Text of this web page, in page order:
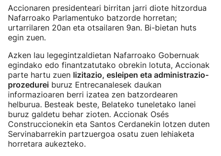
Accionaren presidenteari birritan jarri diote hitzordua
Nafarroako Parlamentuko batzorde horretan;
urtarrilaren 20an eta otsailaren 9an. Bi-bietan huts
egin zuen.
Azken lau legegintzaldietan Nafarroako Gobernuak
egindako edo finantzatutako obrekin lotuta, Accionak
parte hartu zuen lizitazio, esleipen eta administrazio-
prozedurei buruz Entrecanalesek daukan
informazioaren berri izatea zen batzordearen
helburua. Besteak beste, Belateko tuneletako lanei
buruz galdetu behar zioten. Accionak Osés
Construccionekin eta Santos Cerdanekin lotzen duten
Servinabarrekin partzuergoa osatu zuen lehiaketa
horretara aukezteko.